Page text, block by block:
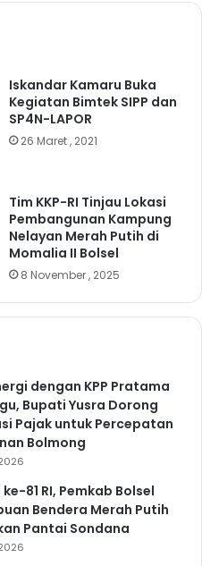
Iskandar Kamaru Buka
Kegiatan Bimtek SIPP dan
SP4N-LAPOR
26 Maret , 2021
Tim KKP-RI Tinjau Lokasi
Pembangunan Kampung
Nelayan Merah Putih di
Momalia II Bolsel
8 November , 2025
dengan KPP Pratama
Bupati Yusra Dorong
Pajak untuk Percepatan
Bolmong
81 RI, Pemkab Bolsel
Bendera Merah Putih
Pantai Sondana